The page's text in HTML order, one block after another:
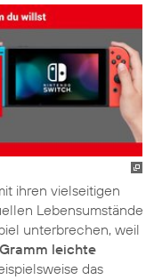
ihren vielseitigen
Lebensumstände
unterbrechen, weil
leichte
das